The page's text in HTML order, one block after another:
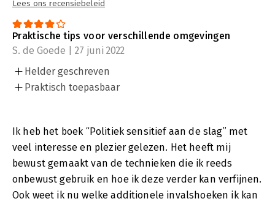
Lees ons recensiebeleid
Praktische tips voor verschillende omgevingen
S. de Goede | 27 juni 2022
Helder geschreven
Praktisch toepasbaar
Ik heb het boek “Politiek sensitief aan de slag” met
veel interesse en plezier gelezen. Het heeft mij
bewust gemaakt van de technieken die ik reeds
onbewust gebruik en hoe ik deze verder kan verfijnen.
Ook weet ik nu welke additionele invalshoeken ik kan